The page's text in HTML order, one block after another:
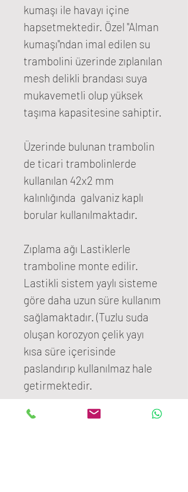
kumaşı ile havayı içine
hapsetmektedir. Özel "Alman
kumaşı"ndan imal edilen su
trambolini üzerinde zıplanılan
mesh delikli brandası suya
mukavemetli olup yüksek
taşıma kapasitesine sahiptir.
Üzerinde bulunan trambolin
de ticari trambolinlerde
kullanılan 42x2 mm
kalınlığında galvaniz kaplı
borular kullanılmaktadır.
Zıplama ağı Lastiklerle
tramboline monte edilir.
Lastikli sistem yaylı sisteme
göre daha uzun süre kullanım
sağlamaktadır. (Tuzlu suda
oluşan korozyon çelik yayı
kısa süre içerisinde
paslandırıp kullanılmaz hale
getirmektedir.
Trambolin çevresi 2 cm